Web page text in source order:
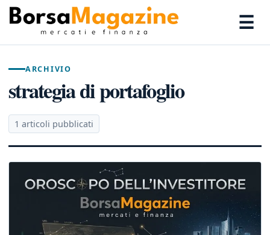
☰
ARCHIVIO
strategia di portafoglio
1 articoli pubblicati